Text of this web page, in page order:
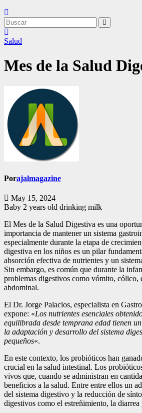
Salud
Mes de la Salud
Porajalmagazine
May 15, 2024
Baby 2 years old drinking milk
El Mes de la Salud Digestiva es una
importancia de mantener un sistema
especialmente durante la etapa de
digestiva en los niños es un pilar
absorción efectiva de nutrientes y un
Sin embargo, es común que durante la
problemas digestivos como vómito, cólico,
abdominal.
El Dr. Jorge Palacios, especialista en
expone: «Los nutrientes esenciales
equilibrada desde temprana edad tienen
la adaptación y desarrollo del sistema
pequeños«.
En este contexto, los probióticos han
crucial en la salud intestinal. Los
vivos que, cuando se administran en
beneficios a la salud. Entre entre ellos un
del sistema digestivo y la reducción de
digestivos como el estreñimiento, la